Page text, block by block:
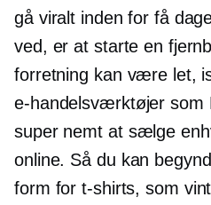
gå viralt inden for få
ved, er at starte en
forretning kan være let,
e-handelsværktøjer som
super nemt at sælge
online. Så du kan
form fort-shirts, som